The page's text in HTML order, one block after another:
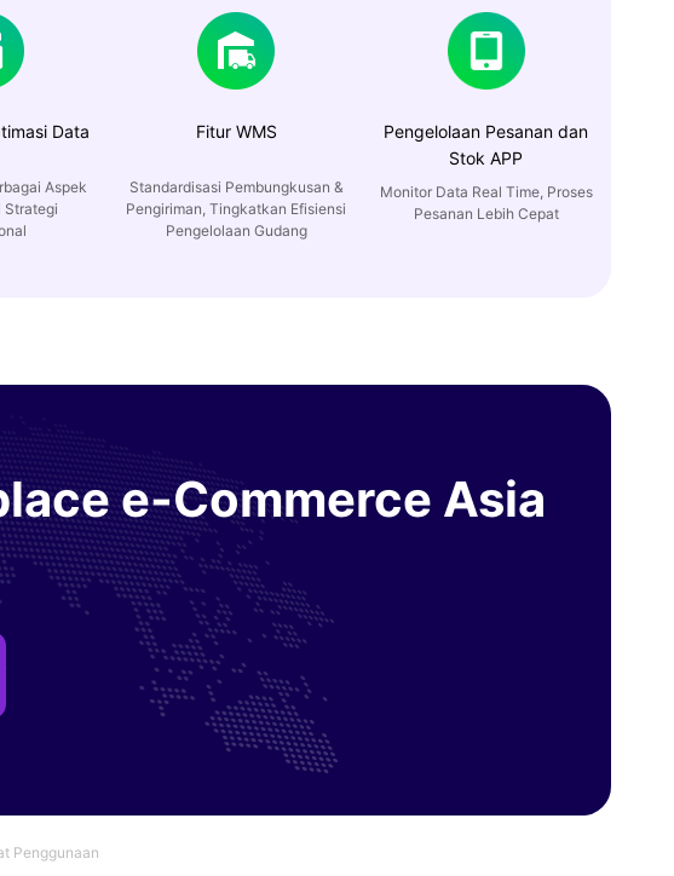
Data
Aspek
Strategi
Fitur WMS
Standardisasi Pembungkusan &
Pengiriman, Tingkatkan Efisiensi
Pengelolaan Gudang
Pengelolaan Pesanan dan
Stok APP
Monitor Data Real Time, Proses
Pesanan Lebih Cepat
e-Commerce Asia
Penggunaan